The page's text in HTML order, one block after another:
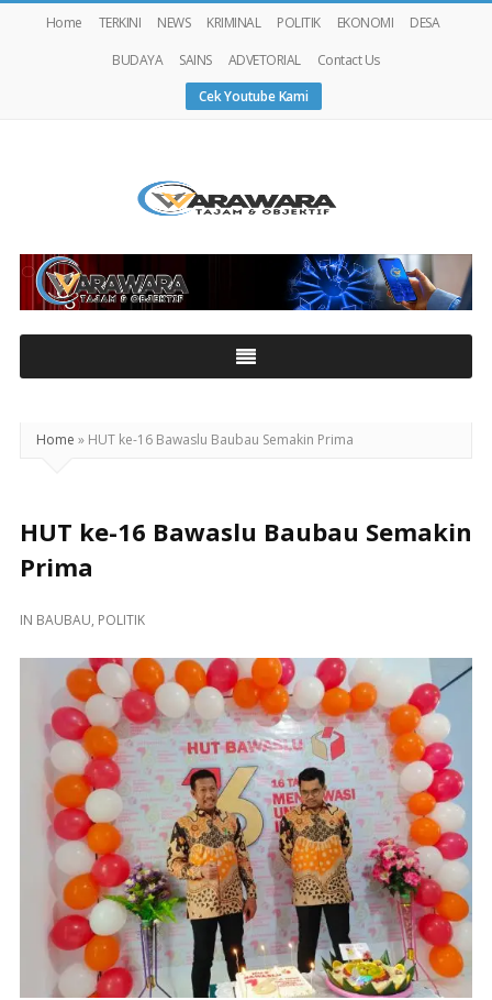
Home TERKINI NEWS KRIMINAL POLITIK EKONOMI
DESA
BUDAYA
SAINS ADVETORIAL
Contact Us
Cek Youtube Kami
Home » HUT ke-16 Bawaslu Baubau Semakin Prima
HUT ke-16 Bawaslu Baubau Semakin
Prima
IN BAUBAU, POLITIK